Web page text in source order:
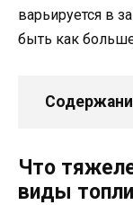
варьируется в
быть как
Что
виды